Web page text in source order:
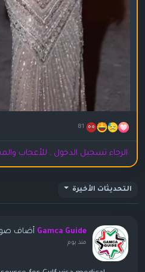
81
الرجاء تسجيل الدخول , للأعجاب
التحديثات الأخيرة
Gamca Guide أضاف
منذ يوم